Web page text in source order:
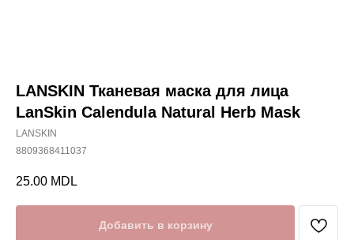
LANSKIN Тканевая маска для лица
LanSkin Calendula Natural Herb Mask
LANSKIN
8809368411037
25.00 MDL
Добавить в корзину